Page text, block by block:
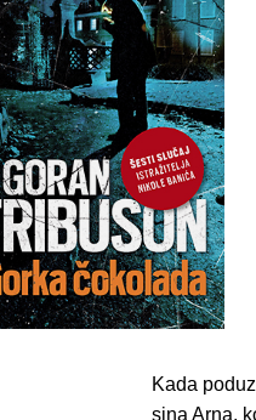
Kada
sina Arna,